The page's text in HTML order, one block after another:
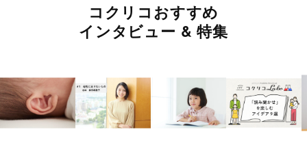
コクリコおすすめ
インタビュー & 特集